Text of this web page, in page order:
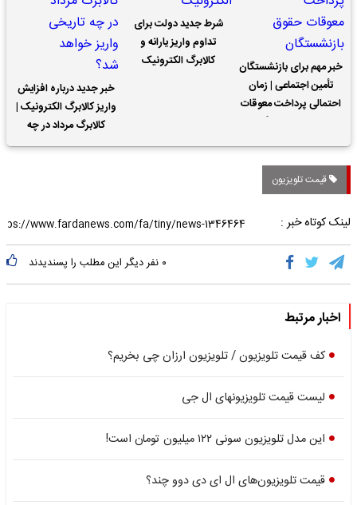
خبر مهم برای بازنشستگان
تأمین اجتماعی | زمان
احتمالی پرداخت معوقات
شرط جدید دولت برای
تداوم واریز یارانه و
کالابرگ الکترونیک
خبر جدید درباره افزایش
واریز کالابرگ الکترونیک |
کالابرگ مرداد در چه
تاریخی واریز خواهد شد؟
قیمت تلویزیون
لینک کوتاه خبر :
۰ نفر دیگر این مطلب را پسندیدند
اخبار مرتبط
کف قیمت تلویزیون / تلویزیون ارزان چی بخریم؟
لیست قیمت تلویزیون‎های ال جی
این مدل تلویزیون سونی ۱۲۲ میلیون تومان است!
قیمت تلویزیون‌های ال ای دی دوو چند؟